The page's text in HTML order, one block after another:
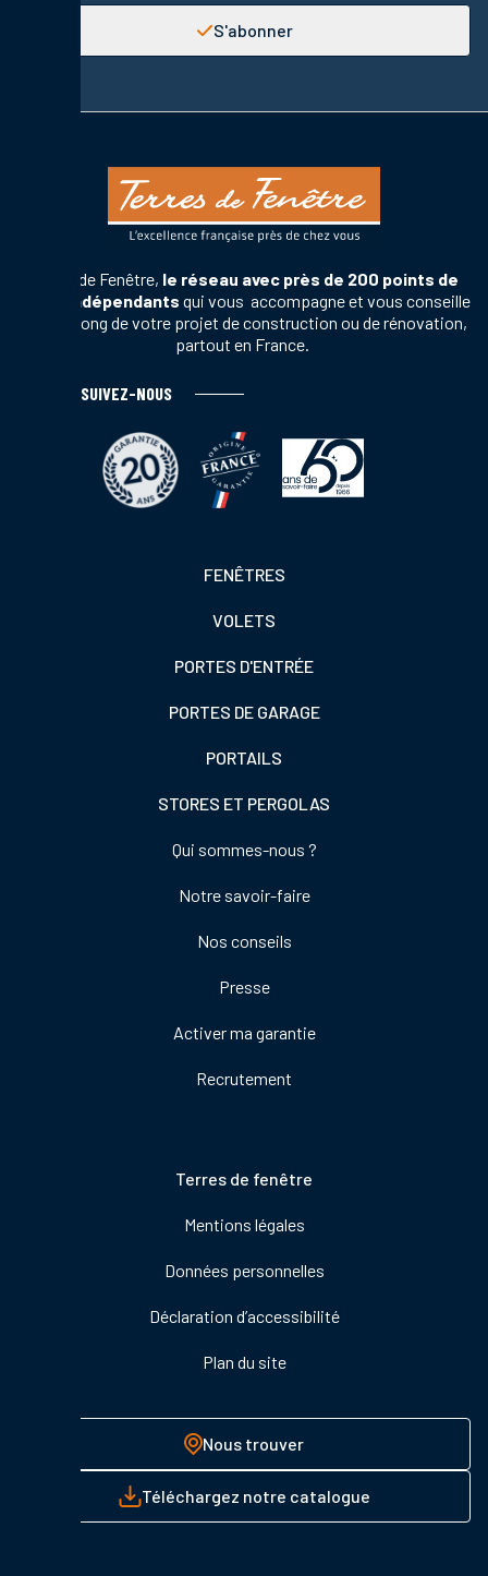
S'abonner
Terres de Fenêtre, le réseau avec près de 200 points de
vente indépendants qui vous accompagne et vous conseille
tout au long de votre projet de construction ou de rénovation,
partout en France.
SUIVEZ-NOUS
FENÊTRES
VOLETS
PORTES D'ENTRÉE
PORTES DE GARAGE
PORTAILS
STORES ET PERGOLAS
Qui sommes-nous ?
Notre savoir-faire
Nos conseils
Presse
Activer ma garantie
Recrutement
Terres de fenêtre
Mentions légales
Données personnelles
Déclaration d’accessibilité
Plan du site
Nous trouver
Téléchargez notre catalogue